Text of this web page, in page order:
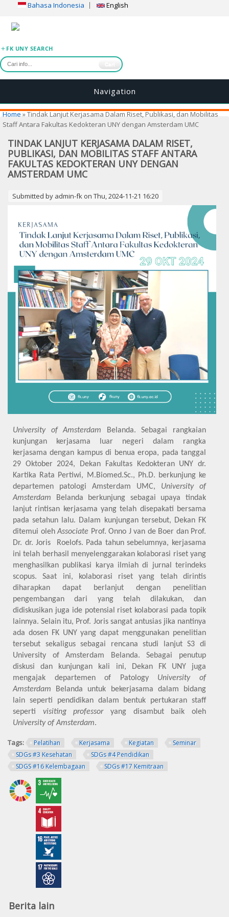
Bahasa Indonesia English
FK UNY SEARCH
Navigation
You are here
Home» Tindak Lanjut Kerjasama Dalam Riset, Publikasi, dan Mobilitas
Staff Antara Fakultas Kedokteran UNY dengan Amsterdam UMC
TINDAK LANJUT KERJASAMA DALAM RISET,
PUBLIKASI, DAN MOBILITAS STAFF ANTARA
FAKULTAS KEDOKTERAN UNY DENGAN
AMSTERDAM UMC
Submitted by admin-fk on Thu, 2024-11-21 16:20
University of Amsterdam Belanda. Sebagai rangkaian
kunjungan kerjasama luar negeri dalam rangka
kerjasama dengan kampus di benua eropa, pada tanggal
29 Oktober 2024,
Dekan Fakultas Kedokteran UNY dr.
Kartika Rata Pertiwi, M.Biomed.Sc., Ph.D. berkunjung ke
departemen patologi Amsterdam UMC, University of
Amsterdam Belanda berkunjung sebagai upaya tindak
lanjut rintisan kerjasama yang telah disepakati bersama
pada setahun lalu. Dalam kunjungan tersebut, Dekan FK
ditemui olehAssociate Prof. Onno J van de Boer dan Prof.
Dr. dr. Joris Roelofs. Pada tahun sebelumnya, kerjasama
ini telah berhasil menyelenggarakan kolaborasi riset yang
menghasilkan publikasi karya ilmiah di jurnal terindeks
scopus. Saat ini, kolaborasi riset yang telah dirintis
diharapkan dapat berlanjut dengan penelitian
pengembangan dari yang telah dilakukan, dan
didiskusikan juga ide potensial riset kolaborasi pada topik
lainnya. Selain itu, Prof. Joris sangat antusias jika nantinya
ada dosen FK UNY yang dapat menggunakan penelitian
tersebut sekaligus sebagai rencana studi lanjut S3 di
University of Amsterdam Belanda. Sebagai penutup
diskusi dan kunjungan kali ini, Dekan FK UNY juga
mengajak departemen of Patology University of
Amsterdam Belanda untuk bekerjasama dalam bidang
lain seperti pendidikan dalam bentuk pertukaran staff
seperti visiting professoryang disambut baik oleh
University of Amsterdam.
Tags: Pelatihan Kerjasama Kegiatan
Seminar
SDGs #3 Kesehatan
SDGs #4 Pendidikan
SDGS #16 Kelembagaan
SDGs #17 Kemitraan
Berita lain